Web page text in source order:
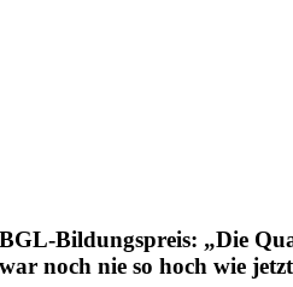
BGL-Bildungspreis: „Die
war noch nie so hoch wie